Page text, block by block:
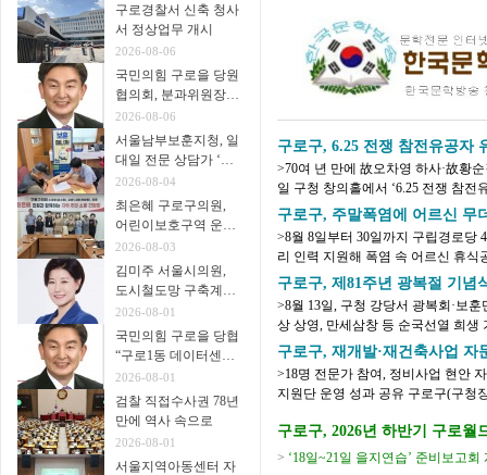
구로경찰서 신축 청사
서 정상업무 개시
2026-08-06
국민의힘 구로을 당원
협의회, 분과위원장∙
협의회장 임명
2026-08-06
서울남부보훈지청, 일
대일 전문 상담가 ‘보
훈매니저’ 운영
2026-08-04
최은혜 구로구의원,
어린이보호구역 운영
개선 주민 간담회 개
최
2026-08-03
김미주 서울시의원,
도시철도망 구축계획
시민공청회 참석
2026-08-01
국민의힘 구로을 당협
“구로1동 데이터센터
추진 중단을”
2026-08-01
검찰 직접수사권 78년
만에 역사 속으로
2026-08-01
서울지역아동센터 자
구로구, 6.25 전쟁 참전유공자
>70여 년 만에 故오차영 하사·故황
일 구청 창의홀에서 ‘6.25 전쟁 참전
년 시작한 육군본부 주관 ‘6.25 전쟁
구로구, 주말폭염에 어르신 무
>8월 8일부터 30일까지 구립경로당
리 인력 지원해 폭염 속 어르신 휴
지는 가운데 어르신들이 주말과 휴
구로구, 제81주년 광복절 기념
>8월 13일, 구청 강당서 광복회·보
상 상영, 만세삼창 등 순국선열 희생 기려 구로구(구청장 장인홍)는 제81
을 맞아 오는 8월 13일(목) 오전 10시
구로구, 재개발·재건축사업 자
>18명 전문가 참여, 정비사업 현안
지원단 운영 성과 공유 구로구(구청장 장인홍)가 8월 6일 재개발·재건축사업 자문단
구로구, 2026년 하반기 구로월
강생 모집
> ‘18일~21일 을지연습’ 준비보고회